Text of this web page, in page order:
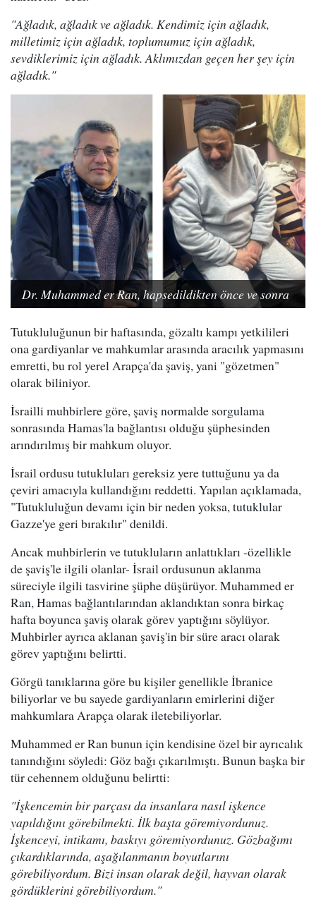
"Ağladık, ağladık ve ağladık. Kendimiz için ağladık,
milletimiz için ağladık, toplumumuz için ağladık,
sevdiklerimiz için ağladık. Aklımızdan geçen her şey için
ağladık."
Dr. Muhammed er Ran, hapsedildikten önce ve sonra
Tutukluluğunun bir haftasında, gözaltı kampı yetkilileri
ona gardiyanlar ve mahkumlar arasında aracılık yapmasını
emretti, bu rol yerel Arapça'da şaviş, yani "gözetmen"
olarak biliniyor.
İsrailli muhbirlere göre, şaviş normalde sorgulama
sonrasında Hamas'la bağlantısı olduğu şüphesinden
arındırılmış bir mahkum oluyor.
İsrail ordusu tutukluları gereksiz yere tuttuğunu ya da
çeviri amacıyla kullandığını reddetti. Yapılan açıklamada,
"Tutukluluğun devamı için bir neden yoksa, tutuklular
Gazze'ye geri bırakılır" denildi.
Ancak muhbirlerin ve tutukluların anlattıkları -özellikle
de şaviş'le ilgili olanlar- İsrail ordusunun aklanma
süreciyle ilgili tasvirine şüphe düşürüyor. Muhammed er
Ran, Hamas bağlantılarından aklandıktan sonra birkaç
hafta boyunca şaviş olarak görev yaptığını söylüyor.
Muhbirler ayrıca aklanan şaviş'in bir süre aracı olarak
görev yaptığını belirtti.
Görgü tanıklarına göre bu kişiler genellikle İbranice
biliyorlar ve bu sayede gardiyanların emirlerini diğer
mahkumlara Arapça olarak iletebiliyorlar.
Muhammed er Ran bunun için kendisine özel bir ayrıcalık
tanındığını söyledi: Göz bağı çıkarılmıştı. Bunun başka bir
tür cehennem olduğunu belirtti:
"İşkencemin bir parçası da insanlara nasıl işkence
yapıldığını görebilmekti. İlk başta göremiyordunuz.
İşkenceyi, intikamı, baskıyı göremiyordunuz. Gözbağımı
çıkardıklarında, aşağılanmanın boyutlarını
görebiliyordum. Bizi insan olarak değil, hayvan olarak
gördüklerini görebiliyordum."